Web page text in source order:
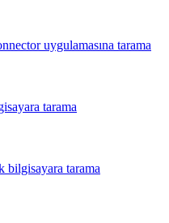
uygulamasına tarama
tarama
bilgisayara tarama